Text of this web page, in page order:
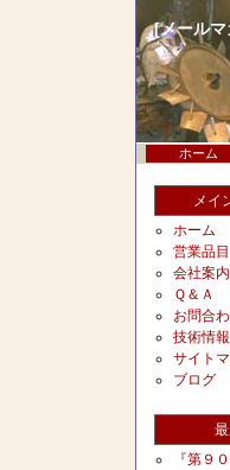
[メールマ
ホーム
メイ
ホーム
営業品目
会社案内
Ｑ＆Ａ
お問合
技術情報
サイト
ブログ
『第９